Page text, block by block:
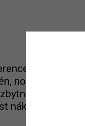
eBF
nové
znalosti
nákupu!